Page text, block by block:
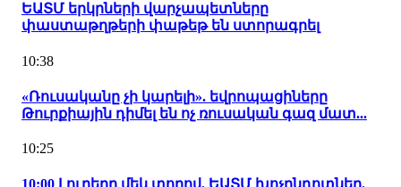
ԵԱՏՄ երկրների վարչապետները
փաստաթղթերի փաթեթ են ստորագրել
10:38
«Ռուսականը չի կարելի». եվրոպացիները
Թուրքիային դիմել են ոչ ռուսական գազ մատ...
10:25